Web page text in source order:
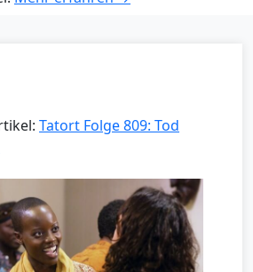
Tatort Folge 809: Tod